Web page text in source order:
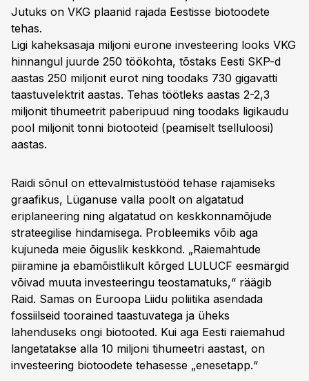
Jutuks on VKG plaanid rajada Eestisse biotoodete
tehas.
Ligi kaheksasaja miljoni eurone investeering looks VKG
hinnangul juurde 250 töökohta, tõstaks Eesti SKP-d
aastas 250 miljonit eurot ning toodaks 730 gigavatti
taastuvelektrit aastas. Tehas töötleks aastas 2-2,3
miljonit tihumeetrit paberipuud ning toodaks ligikaudu
pool miljonit tonni biotooteid (peamiselt tselluloosi)
aastas.
Raidi sõnul on ettevalmistustööd tehase rajamiseks
graafikus, Lüganuse valla poolt on algatatud
eriplaneering ning algatatud on keskkonnamõjude
strateegilise hindamisega. Probleemiks võib aga
kujuneda meie õiguslik keskkond. „Raiemahtude
piiramine ja ebamõistlikult kõrged LULUCF eesmärgid
võivad muuta investeeringu teostamatuks,“ räägib
Raid. Samas on Euroopa Liidu poliitika asendada
fossiilseid toorained taastuvatega ja üheks
lahenduseks ongi biotooted. Kui aga Eesti raiemahud
langetatakse alla 10 miljoni tihumeetri aastast, on
investeering biotoodete tehasesse „enesetapp.“